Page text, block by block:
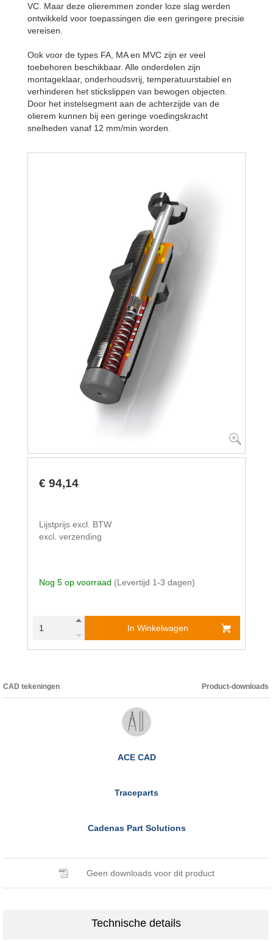
VC. Maar deze olieremmen zonder loze slag werden
ontwikkeld voor toepassingen die een geringere precisie
vereisen.
Ook voor de types FA, MA en MVC zijn er veel
toebehoren beschikbaar. Alle onderdelen zijn
montageklaar, onderhoudsvrij, temperatuurstabiel en
verhinderen het stickslippen van bewogen objecten.
Door het instelsegment aan de achterzijde van de
olierem kunnen bij een geringe voedingskracht
snelheden vanaf 12 mm/min worden.
€ 94,14
Lijstprijs excl. BTW
excl. verzending
Nog 5 op voorraad (Levertijd 1-3 dagen)
In Winkelwagen
CAD tekeningen Product-downloads
ACE CAD
Traceparts
Cadenas Part Solutions
Geen downloads voor dit product
Technische details